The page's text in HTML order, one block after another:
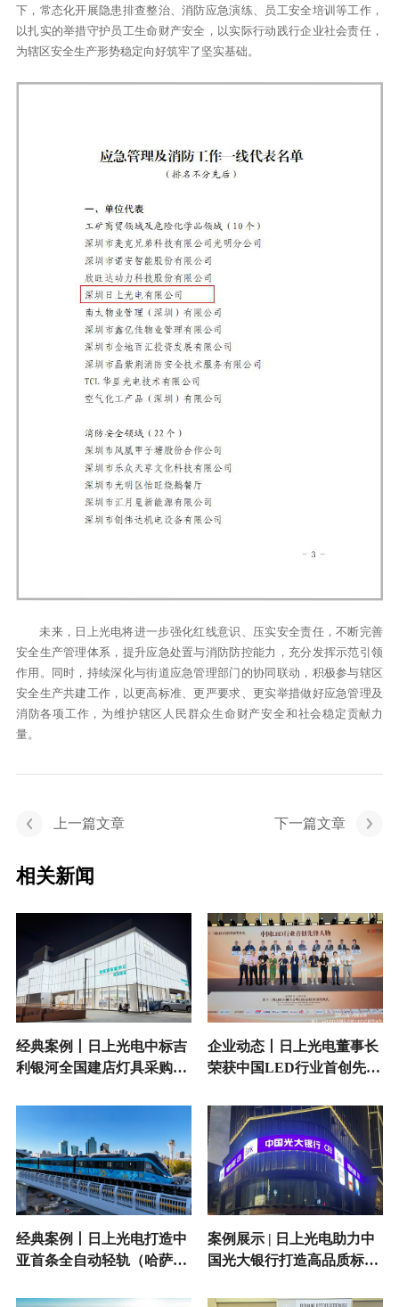
下，常态化开展隐患排查整治、消防应急演练、员工安全培训等工作，
以扎实的举措守护员工生命财产安全，以实际行动践行企业社会责任，
为辖区安全生产形势稳定向好筑牢了坚实基础。
未来，日上光电将进一步强化红线意识、压实安全责任，不断完善
安全生产管理体系，提升应急处置与消防防控能力，充分发挥示范引领
作用。同时，持续深化与街道应急管理部门的协同联动，积极参与辖区
安全生产共建工作，以更高标准、更严要求、更实举措做好应急管理及
消防各项工作，为维护辖区人民群众生命财产安全和社会稳定贡献力
量。
上一篇文章 下一篇文章
相关新闻
经典案例丨日上光电中标吉
利银河全国建店灯具采购项
企业动态丨日上光电董事长
荣获中国LED行业首创先锋
经典案例丨日上光电打造中
亚首条全自动轻轨（哈萨克
明新标杆
案例展示 | 日上光电助力中
国光大银行打造高品质标识